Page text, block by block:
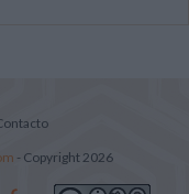
- Copyright 2026